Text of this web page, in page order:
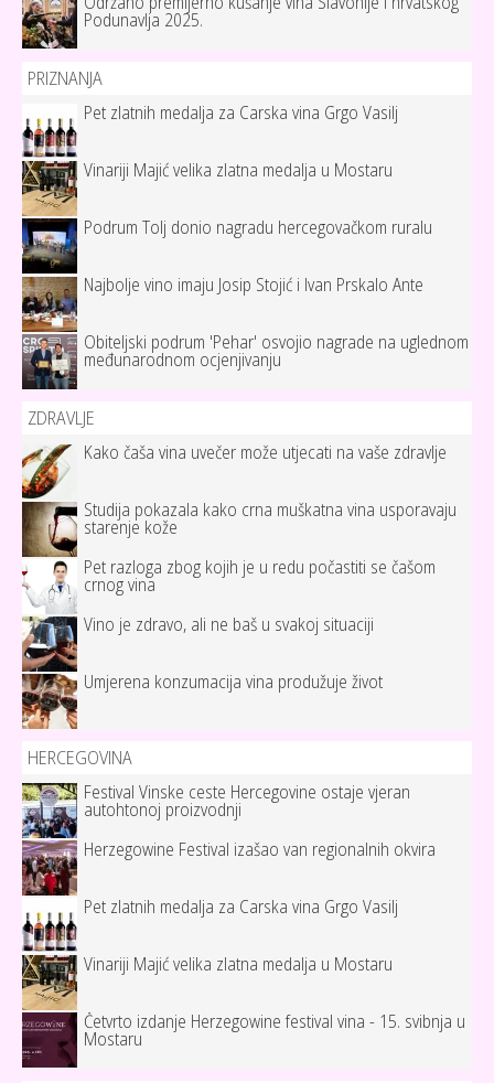
Podunavlja 2025.
PRIZNANJA
Pet zlatnih medalja za Carska vina Grgo Vasilj
Vinariji Majić velika zlatna medalja u Mostaru
Podrum Tolj donio nagradu hercegovačkom ruralu
Najbolje vino imaju Josip Stojić i Ivan Prskalo Ante
Obiteljski podrum 'Pehar' osvojio nagrade na uglednom
međunarodnom ocjenjivanju
ZDRAVLJE
Kako čaša vina uvečer može utjecati na vaše zdravlje
Studija pokazala kako crna muškatna vina usporavaju
starenje kože
Pet razloga zbog kojih je u redu počastiti se čašom
crnog vina
Vino je zdravo, ali ne baš u svakoj situaciji
Umjerena konzumacija vina produžuje život
HERCEGOVINA
Festival Vinske ceste Hercegovine ostaje vjeran
autohtonoj proizvodnji
Herzegowine Festival izašao van regionalnih okvira
Pet zlatnih medalja za Carska vina Grgo Vasilj
Vinariji Majić velika zlatna medalja u Mostaru
Četvrto izdanje Herzegowine festival vina - 15. svibnja u
Mostaru